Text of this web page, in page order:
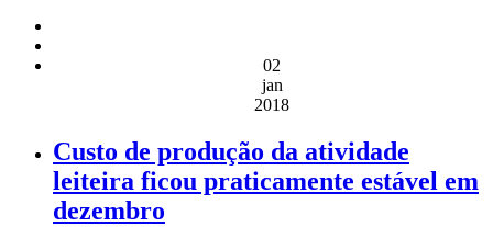
02
jan
2018
Custo de produção da atividade
leiteira ficou praticamente estável em
dezembro